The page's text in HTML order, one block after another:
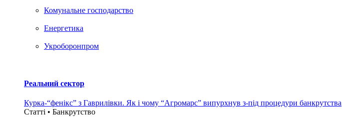
Комунальне господарство
Енергетика
Укроборонпром
Реальний сектор
Курка-“фенікс” з Гаврилівки. Як і чому “Агромарс” випурхнув з-під процедури банкрутства
Статті • Банкрутство